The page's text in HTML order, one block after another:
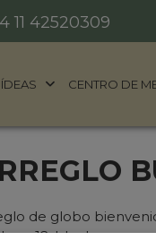
11 42520309
CENTRO DE
de globo
x12. Ideal para